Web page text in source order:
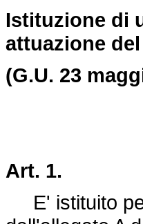
Istituzione di
attuazione
(G.U. 23
Art. 1.
E' istituito